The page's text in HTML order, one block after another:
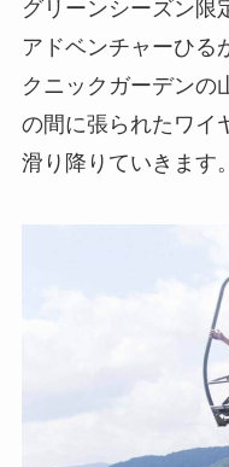
グリーンシーズン限
アドベンチャーひる
クニックガーデンの
の間に張られたワイ
滑り降りていきます。